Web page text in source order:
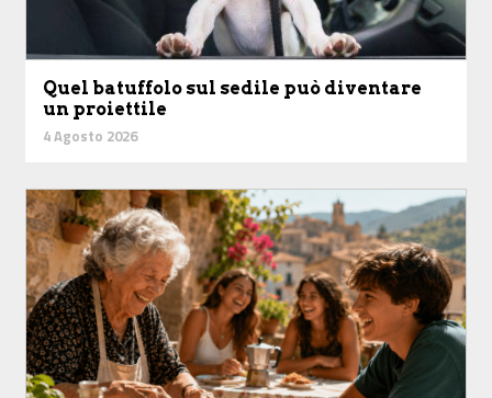
Quel batuffolo sul sedile può diventare
un proiettile
4 Agosto 2026